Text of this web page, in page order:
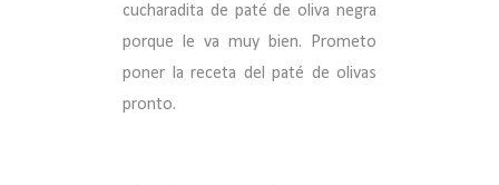
cucharadita de paté de oliva negra
porque le va muy bien. Prometo
poner la receta del paté de olivas
pronto.